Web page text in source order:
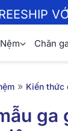
Nệm Chăn
» Kiến thức